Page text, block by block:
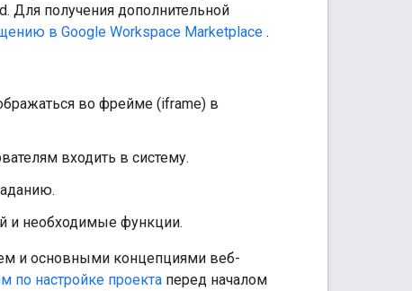
Для получения дополнительной
в Google Workspace Marketplace .
во фрейме (iframe) в
входить в систему.
и необходимые функции.
и основными концепциями веб-
по настройке проекта перед началом